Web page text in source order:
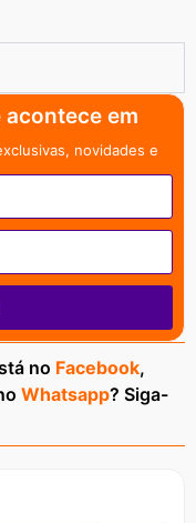
em
novidades e
no Facebook,
Whatsapp? Siga-